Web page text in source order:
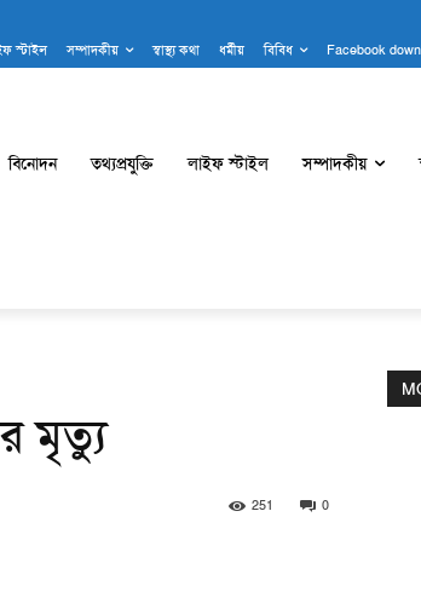
স্টাইল সম্পাদকীয় স্বাস্থ্য কথা ধর্মীয় বিবিধ Facebook
বিনোদন তথ্যপ্রযুক্তি লাইফ স্টাইল সম্পাদকীয়
মৃত্যু
0
251